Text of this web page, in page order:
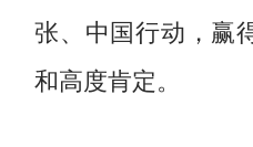
张、中国行动，赢
和高度肯定。